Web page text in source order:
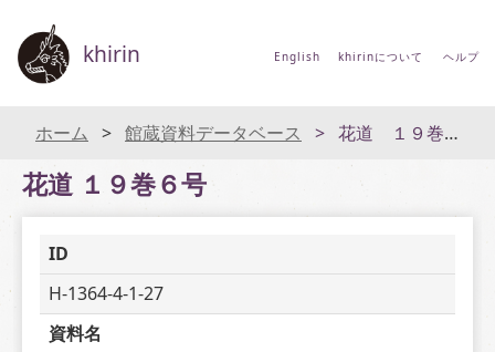
khirin English khirinについて ヘルプ
ホーム 館蔵資料データベース 花道 １９巻６号
花道 １９巻６号
ID
H-1364-4-1-27
資料名